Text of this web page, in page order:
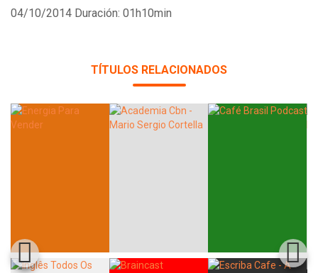
04/10/2014 Duración: 01h10min
TÍTULOS RELACIONADOS